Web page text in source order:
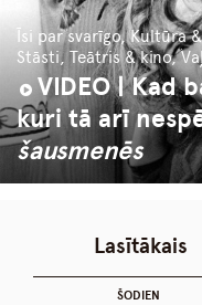
Īsi par svarīgo, Kultūra
Stāsti, Teātris & kino,
VIDEO | Kad
kuri tā arī
šausmenēs
Lasītākais
ŠODIEN